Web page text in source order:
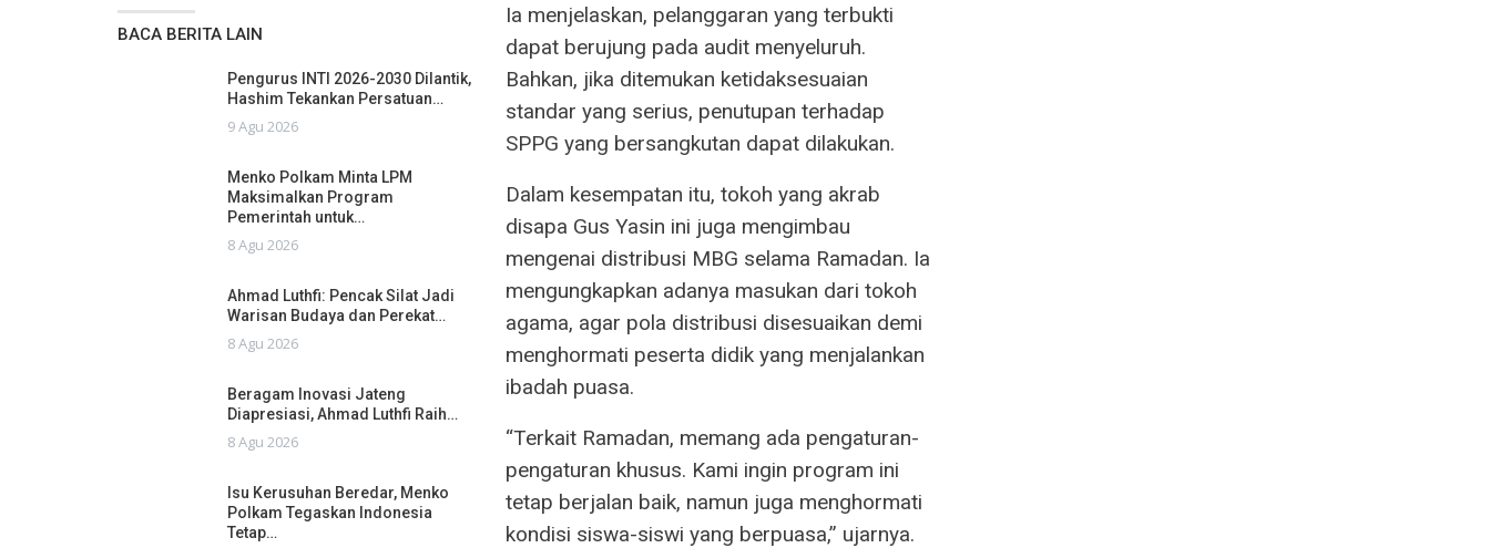
BACA BERITA LAIN
Pengurus INTI 2026-2030 Dilantik,
Hashim Tekankan Persatuan…
9 Agu 2026
Menko Polkam Minta LPM
Maksimalkan Program
Pemerintah untuk…
8 Agu 2026
Ahmad Luthfi: Pencak Silat Jadi
Warisan Budaya dan Perekat…
8 Agu 2026
Beragam Inovasi Jateng
Diapresiasi, Ahmad Luthfi Raih…
8 Agu 2026
Isu Kerusuhan Beredar, Menko
Polkam Tegaskan Indonesia
Tetap…
Ia menjelaskan, pelanggaran yang terbukti
dapat berujung pada audit menyeluruh.
Bahkan, jika ditemukan ketidaksesuaian
standar yang serius, penutupan terhadap
SPPG yang bersangkutan dapat dilakukan.
Dalam kesempatan itu, tokoh yang akrab
disapa Gus Yasin ini juga mengimbau
mengenai distribusi MBG selama Ramadan. Ia
mengungkapkan adanya masukan dari tokoh
agama, agar pola distribusi disesuaikan demi
menghormati peserta didik yang menjalankan
ibadah puasa.
“Terkait Ramadan, memang ada pengaturan-
pengaturan khusus. Kami ingin program ini
tetap berjalan baik, namun juga menghormati
kondisi siswa-siswi yang berpuasa,” ujarnya.